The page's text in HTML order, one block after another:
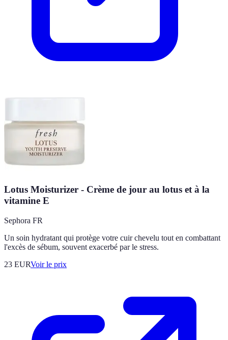
Lotus Moisturizer - Crème de jour au lotus et à la
vitamine E
Sephora FR
Un soin hydratant qui protège votre cuir chevelu tout en combattant
l'excès de sébum, souvent exacerbé par le stress.
23 EURVoir le prix